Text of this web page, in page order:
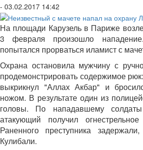
- 03.02.2017 14:42
На площади Карузель в Париже
3 февраля произошло
попытался прорваться иламист с
Охрана остановила мужчину с
продемонстрировать содержимое
выкрикнул "Аллах Акбар" и
ножом. В результате один из
головы. По нападавшему
атакующий получил
Раненного преступника
Кулибали.